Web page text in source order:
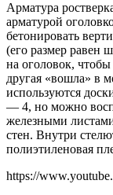
Арматура
арматурой
бетонировать
(его размер равен
на оголовок, чтобы
другая «вошла» в
используются
— 4, но можно
железными
стен. Внутри
полиэтиленовая
https://